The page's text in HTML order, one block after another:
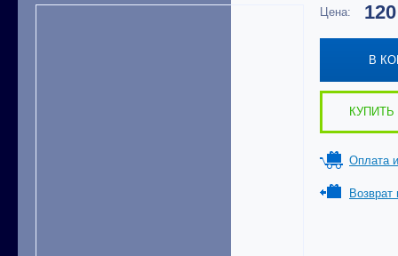
Цена:
В
КУПИТЬ
Оплата
Возврат